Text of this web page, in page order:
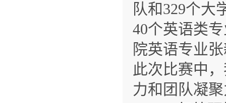
队和329个大
40个英语类
院英语专业
此次比赛中
力和团队凝